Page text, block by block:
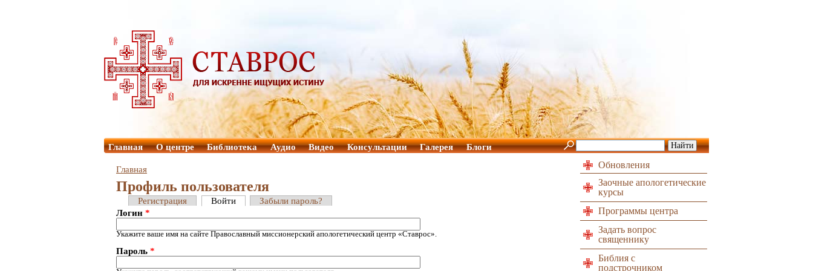
Главная О центре Библиотека Аудио Видео Консультации Галерея Блоги
Главная
Профиль пользователя
Регистрация Войти
Забыли пароль?
Логин *
Укажите ваше имя на сайте Православный миссионерский апологетический центр «Ставрос».
Пароль *
Обновления
Заочные апологетические
курсы
Программы центра
Задать вопрос
священнику
Библия с
подстрочником